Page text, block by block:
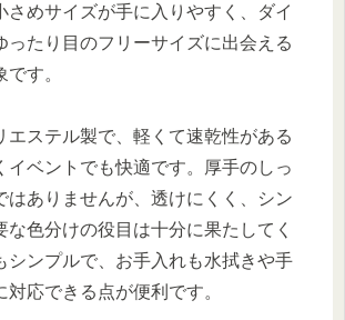
さめサイズが手に入りやすく、ダイ
ったり目のフリーサイズに出会える
す。
エステル製で、軽くて速乾性がある
イベントでも快適です。厚手のしっ
はありませんが、透けにくく、シン
な色分けの役目は十分に果たしてく
シンプルで、お手入れも水拭きや手
応できる点が便利です。